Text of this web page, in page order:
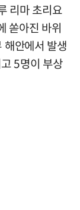
리마 초리요
쏟아진 바위
해안에서 발생
5명이 부상